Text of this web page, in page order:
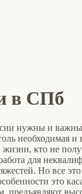
в СПб
нужны и
необходимая и
кто не
для
Но все
это
предъявляют